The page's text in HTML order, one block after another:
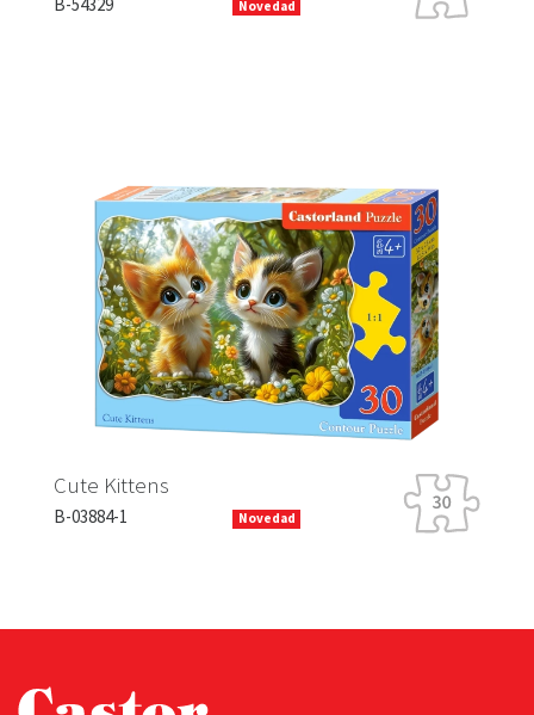
Novedad
Cute Kittens
B-03884-1 Novedad